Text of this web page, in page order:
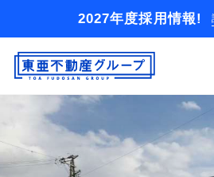
2027年度採用情報!
借りる
買う